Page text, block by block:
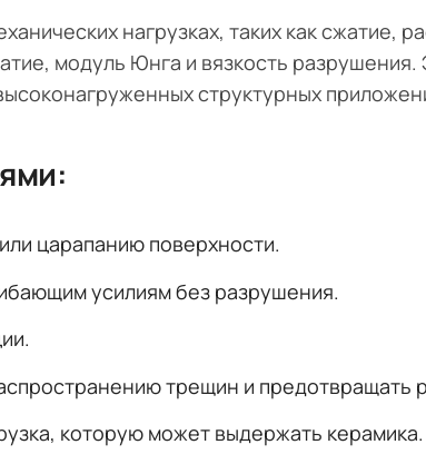
нагрузках, таких как сжатие,
модуль Юнга и вязкость
структурных
царапанию поверхности.
усилиям без разрушения.
трещин и предотвращать
которую может выдержать керамика.